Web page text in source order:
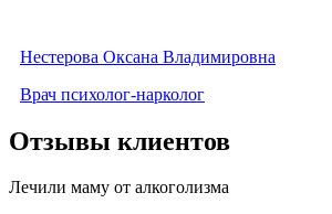
Нестерова Оксана Владимировна
Врач психолог-нарколог
Отзывы клиентов
Лечили маму от алкоголизма